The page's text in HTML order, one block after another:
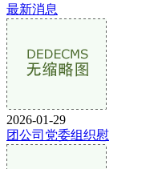
最新消息
2026-01-29
团公司党委组织慰